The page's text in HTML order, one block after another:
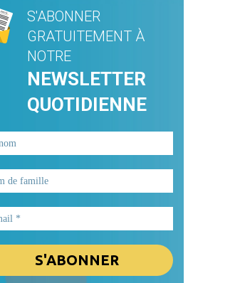
S'ABONNER
GRATUITEMENT À
NOTRE
NEWSLETTER
QUOTIDIENNE